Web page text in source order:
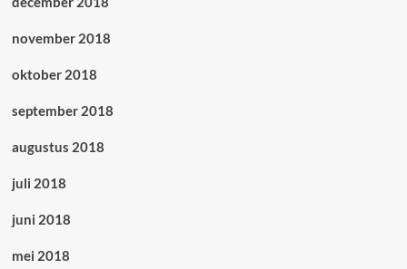
november 2018
oktober 2018
september 2018
augustus 2018
juli 2018
juni 2018
mei 2018